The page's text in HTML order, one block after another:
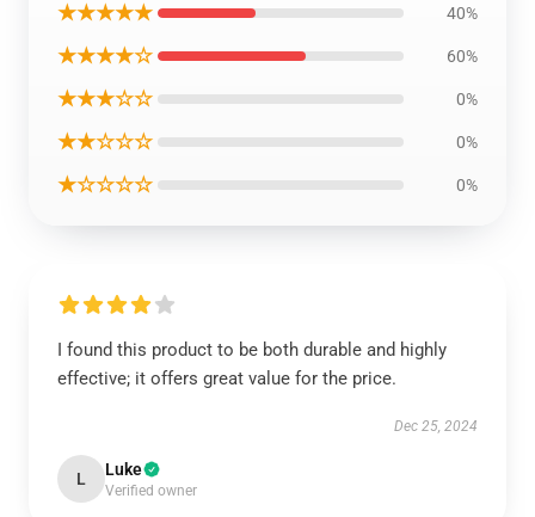
★★★★★ 40%
★★★★☆ 60%
★★★☆☆ 0%
★★☆☆☆ 0%
★☆☆☆☆ 0%
I found this product to be both durable and highly
effective; it offers great value for the price.
Dec 25, 2024
L Luke
Verified owner